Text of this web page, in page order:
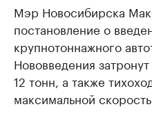
Мэр Новосибирска
постановление о
крупнотоннажного
Нововведения
12 тонн, а также
максимальной